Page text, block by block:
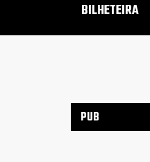
BILHETEIRA
PUB